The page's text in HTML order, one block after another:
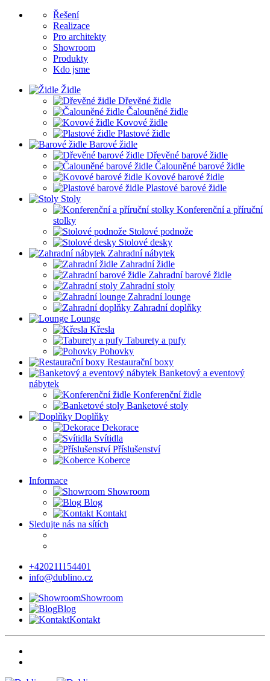
Řešení
Realizace
Pro architekty
Showroom
Produkty
Kdo jsme
Židle
Dřevěné židle
Čalouněné židle
Kovové židle
Plastové židle
Barové židle
Dřevěné barové židle
Čalouněné barové židle
Kovové barové židle
Plastové barové židle
Stoly
Konferenční a příruční
stolky
Stolové podnože
Stolové desky
Zahradní nábytek
Zahradní židle
Zahradní barové židle
Zahradní stoly
Zahradní lounge
Zahradní doplňky
Lounge
Křesla
Taburety a pufy
Pohovky
Restaurační boxy
Banketový a eventový
nábytek
Konferenční židle
Banketové stoly
Doplňky
Dekorace
Svítidla
Příslušenství
Koberce
Informace
Showroom
Blog
Kontakt
Sledujte nás na sítích
+420211154401
info@dublino.cz
Showroom
Blog
Kontakt